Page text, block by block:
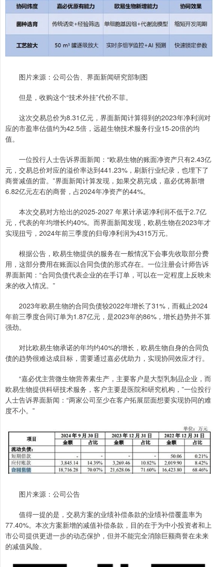
图片来源：公司公告、界面新闻研究部制图
但是，收购这个“技术外挂”代价不菲。
这次交易总价为8.31亿元，界面新闻计算得到的2023年净利润对
应的市盈率估值约为42.5倍，远超生物技术服务行业15-20倍的均
值。
一位投行人士告诉界面新闻：“欧易生物的账面净资产只有2.43亿
元，交易总价对应的溢价率达到441.23%，刷新行业纪录，也埋下了
商誉减值的雷。”界面新闻计算发现，如果交易完成，嘉必优将新增
6.82亿元左右的商誉，占2024年净资产的44%。
本次交易对方给出的2025-2027 年累计承诺净利润不低于2.7亿
元，代表的年均增长约40%。而界面新闻发现，欧易生物在2023年才
实现扭亏，2024年前三季度的归母净利润为4315万元。
根据公告，欧易生物提供的服务在一般情况下会事先收取部分费
用，这部分费用在账面以合同负债的形式存在。一位注册会计师告诉
界面新闻：“合同负债代表企业的在手订单，可以在一定程度上反映未
来的收入情况。”
2023年欧易生物的合同负债较2022年增长了31%，而截止2024
年前三季度合同订单为1.87亿元，是2023年的86%，增长趋势并不算
强劲。
对比欧易生物承诺的年均约40%的增长，欧易生物自身的合同负
债的趋势很难达成目标，需要通过嘉必优助力，实现协同效应才行。
“嘉必优主营微生物营养素生产，主要客户是大型乳制品企业，而
欧易生物提供科研技术服务，客户主要是医院和研究机构，”一位投行
人士告诉界面新闻：“两家公司至少在客户拓展层面想要实现协同的难
度不小。”
图片来源：公司公告
值得一提的是，交易方案的业绩补偿条款的业绩补偿覆盖率为
77.40%。本次方案新增的减值补偿条款，目的在于为中小投资者和上
市公司提供更进一步的动态保护，但并不能完全消除巨额商誉在未来
的减值风险。